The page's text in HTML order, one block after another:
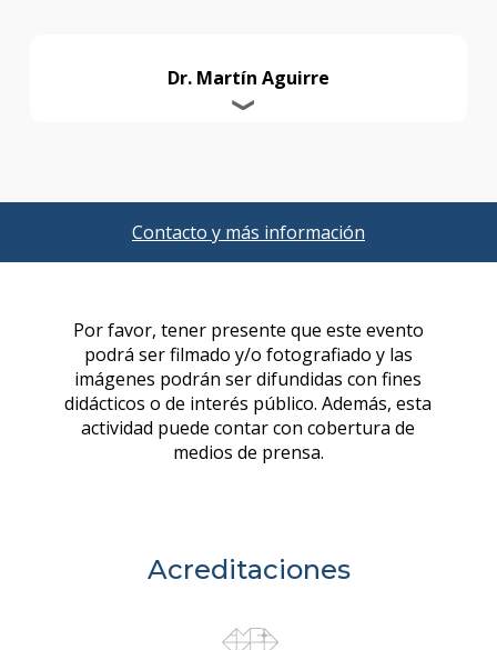
Dr. Martín Aguirre
Contacto y más información
Acreditaciones